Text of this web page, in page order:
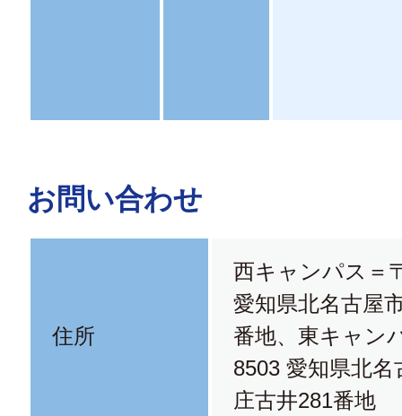
お問い合わせ
住所
西キャンパス＝
愛知県北名古屋
番地、東キャン
8503 愛知県北名
庄古井281番地